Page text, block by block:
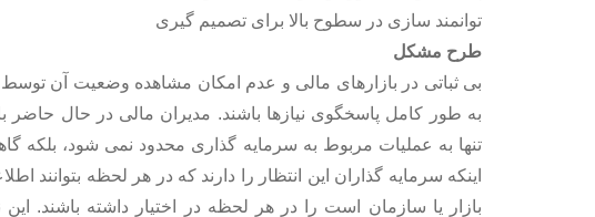
توانمند سازی در سطوح بالا برای تصمیم گیری
طرح مشکل
بی ثباتی در بازارهای مالی و عدم امکان مشاهده وضعیت آن
به طور کامل پاسخگوی نیازها باشند. مدیران مالی در حال
تنها به عملیات مربوط به سرمایه گذاری محدود نمی شود، بلکه
اینکه سرمایه گذاران این انتظار را دارند که در هر لحظه بتوانند
بازار یا سازمان است را در هر لحظه در اختیار داشته باشند.